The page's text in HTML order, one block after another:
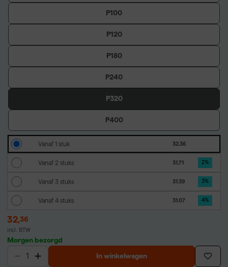
P100
P120
P180
P240
P320
P400
Vanaf 1 stuk 32.36
Vanaf 2 stuks 31.71 2%
Vanaf 3 stuks 31.39 3%
Vanaf 4 stuks 31.07 4%
32,36
incl. BTW
Morgen bezorgd
In winkelwagen